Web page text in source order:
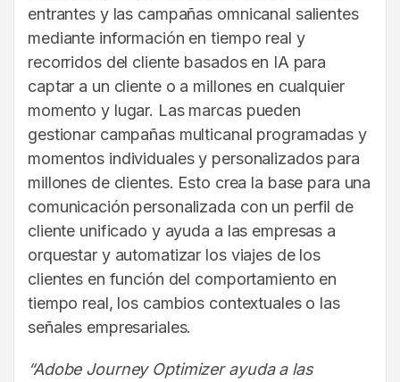
entrantes y las campañas omnicanal salientes
mediante información en tiempo real y
recorridos del cliente basados en IA para
captar a un cliente o a millones en cualquier
momento y lugar. Las marcas pueden
gestionar campañas multicanal programadas y
momentos individuales y personalizados para
millones de clientes. Esto crea la base para una
comunicación personalizada con un perfil de
cliente unificado y ayuda a las empresas a
orquestar y automatizar los viajes de los
clientes en función del comportamiento en
tiempo real, los cambios contextuales o las
señales empresariales.
“Adobe Journey Optimizer ayuda a las